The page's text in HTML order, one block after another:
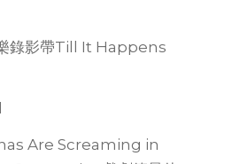
錄影帶Till It Happens
Are Screaming in